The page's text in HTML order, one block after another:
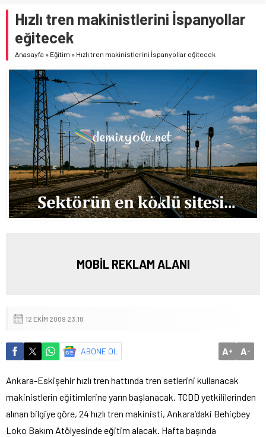
Hızlı tren makinistlerini İspanyollar
eğitecek
Anasayfa » Eğitim » Hızlı tren makinistlerini İspanyollar eğitecek
MOBİL REKLAM ALANI
12 EKIM 2009 23:18
ABONE OL A+ A-
Ankara-Eskişehir hızlı tren hattında tren setlerini kullanacak
makinistlerin eğitimlerine yarın başlanacak. TCDD yetkililerinden
alınan bilgiye göre, 24 hızlı tren makinisti, Ankara’daki Behiçbey
Loko Bakım Atölyesinde eğitim alacak. Hafta başında